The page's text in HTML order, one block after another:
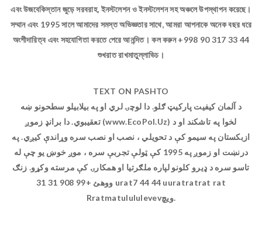
এবং উজবেকিস্তান জুড়ে সরবরাহ, ইনস্টলেশন ও ইনস্টলেশন সহ অঞ্চলে উপস্থাপন করেছে।
সম্মান এবং 1995 সালে আমাদের সমস্ত অভিজ্ঞতার সাথে, আমরা আপনাকে অনেক বছর ধরে
অংশীদারিত্ব এবং সহযোগিতা করতে পেরে আনন্দিত। কল করুন +998 90 317 33 44
শুখরাত রাখমাতুল্লাভিচ।
TEXT ON PASHTO
د آلمان کیفیت پارکیټ ګلو. دا لوچۍ لري او په بیلابیلو سطحونو ښه
تعقیبوي. دا برانډ زموږ (www.EcoPol.Uz) لخوا په تاشکند او د
ازبکستان په سیمو کې د تحویلي ، نصب او نصب سره وړاندې کیږي. په
درنښت او زموږ په 1995 کې ټولې تجربې سره ، موږ خوښ یو چې له
تاسو سره د ډیرو کلونو لپاره ملګرتیا او همکارۍ کې مرسته وکړو. زنګ
ووهئ +99 908 31 31 urat7 44 44 uuratratrat rat
Rratmatulululevevویچ.